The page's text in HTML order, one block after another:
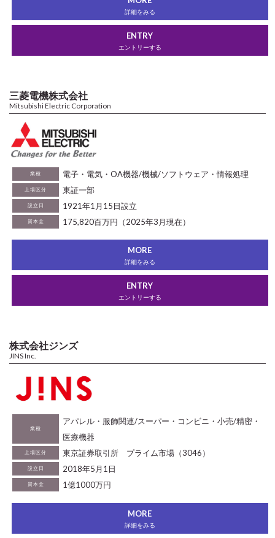
詳細をみる
ENTRY
エントリーする
三菱電機株式会社
Mitsubishi Electric Corporation
業種 電子・電気・OA機器/機械/ソフトウェア・情報処理
上場区分 東証一部
設立日 1921年1月15日設立
資本金 175,820百万円（2025年3月現在）
MORE
詳細をみる
ENTRY
エントリーする
株式会社ジンズ
JINS Inc.
業種
アパレル・服飾関連/スーパー・コンビニ・小売/精密・
医療機器
上場区分 東京証券取引所 プライム市場（3046）
設立日 2018年5月1日
資本金 1億1000万円
MORE
詳細をみる